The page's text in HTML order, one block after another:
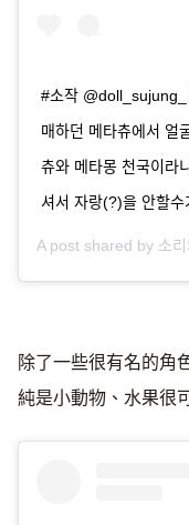
#소작 @doll_sujung_
매하던 메타츄에서 얼
츄와 메타몽 천국이라
셔서 자랑(?)을 안할
A post shared by 소
除了一些很有名的角
純是小動物、水果很